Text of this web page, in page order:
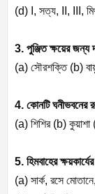
(d) I, সত্য, II, III,
3. পুঞ্জিত ক্ষয়ের জন্য
(a) সৌরশক্তি (b)
4. কোনটি ঘনীভবনের
(a) শিশির (b) কুয়াশা
5. হিমবাহের
(a) সার্ক, রসে মোতানে